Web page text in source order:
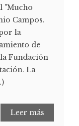
"Mucho
Campos.
la
de
Fundación
La
Leer más